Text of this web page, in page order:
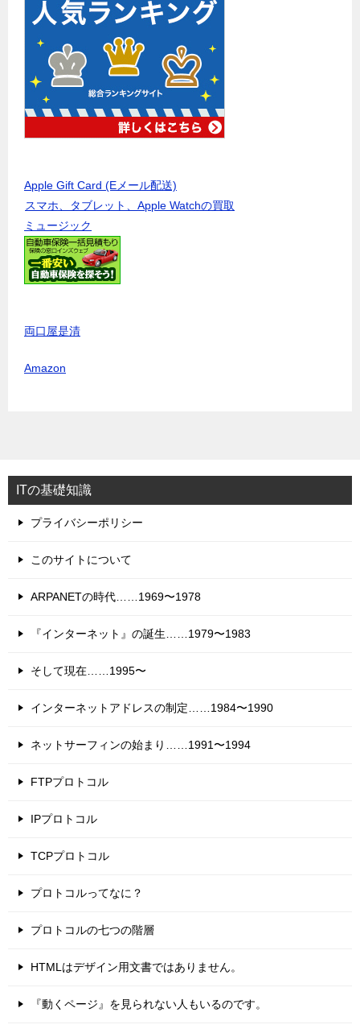
Apple Gift Card (Eメール配送)
スマホ、タブレット、Apple Watchの買取
ミュージック
両口屋是清
Amazon
ITの基礎知識
プライバシーポリシー
このサイトについて
ARPANETの時代……1969〜1978
『インターネット』の誕生……1979〜1983
そして現在……1995〜
インターネットアドレスの制定……1984〜1990
ネットサーフィンの始まり……1991〜1994
FTPプロトコル
IPプロトコル
TCPプロトコル
プロトコルってなに？
プロトコルの七つの階層
HTMLはデザイン用文書ではありません。
『動くページ』を見られない人もいるのです。